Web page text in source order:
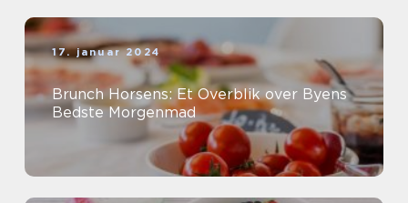
17. januar 2024
Brunch Horsens: Et Overblik over Byens
Bedste Morgenmad